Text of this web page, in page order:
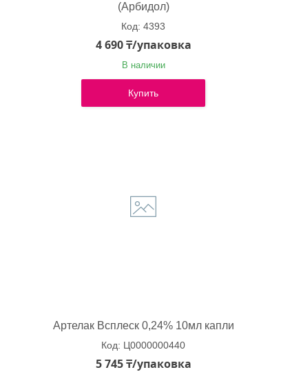
(Арбидол)
4393
4 690 ₸/упаковка
В наличии
Купить
Артелак Всплеск 0,24% 10мл капли
Ц0000000440
5 745 ₸/упаковка